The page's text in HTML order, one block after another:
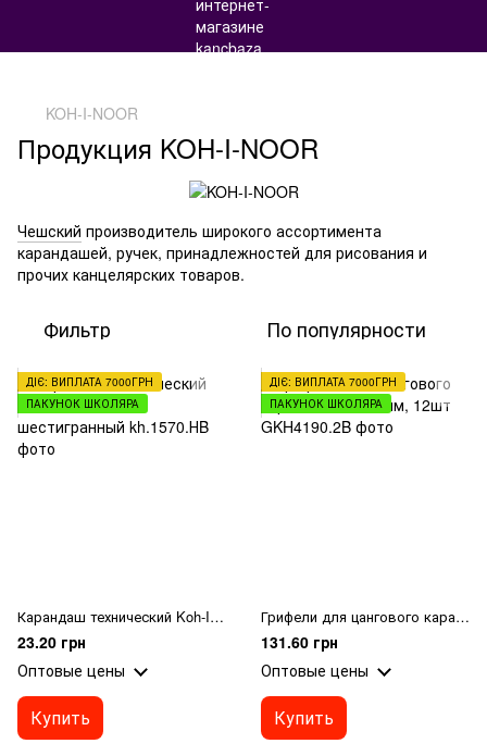
KOH-I-NOOR
Продукция KOH-I-NOOR
Чешский производитель широкого ассортимента
карандашей, ручек, принадлежностей для рисования и
прочих канцелярских товаров.
Фильтр По популярности
ДІЄ: ВИПЛАТА 7000ГРН
ПАКУНОК ШКОЛЯРА
Карандаш технический Koh-I-noor HB шестигранный
23.20 грн
Оптовые цены
Купить
ДІЄ: ВИПЛАТА 7000ГРН
ПАКУНОК ШКОЛЯРА
Грифели для цангового карандаша 2В, 2мм, 12шт
131.60 грн
Оптовые цены
Купить